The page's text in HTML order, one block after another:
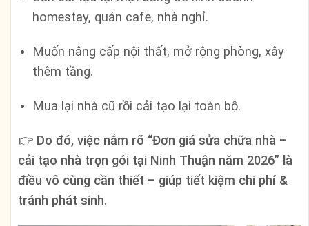
homestay, quán cafe, nhà nghỉ.
Muốn nâng cấp nội thất, mở rộng phòng, xây
thêm tầng.
Mua lại nhà cũ rồi cải tạo lại toàn bộ.
👉 Do đó, việc nắm rõ “Đơn giá sửa chữa nhà –
cải tạo nhà trọn gói tại Ninh Thuận năm 2026” là
điều vô cùng cần thiết – giúp tiết kiệm chi phí &
tránh phát sinh.